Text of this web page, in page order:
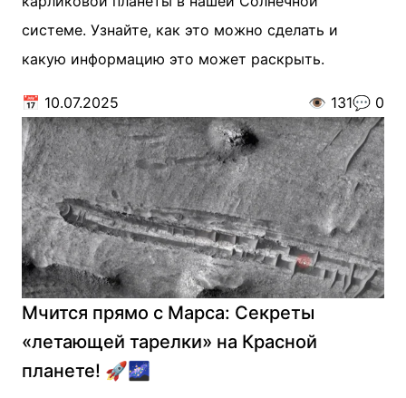
системе. Узнайте, как это можно сделать и
какую информацию это может раскрыть.
📅 10.07.2025 👁️ 131💬 0
Мчится прямо с Марса: Секреты
«летающей тарелки» на Красной
планете! 🚀🌌